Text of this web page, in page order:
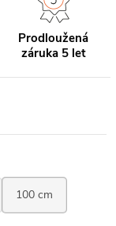
Prodloužená
záruka 5 let